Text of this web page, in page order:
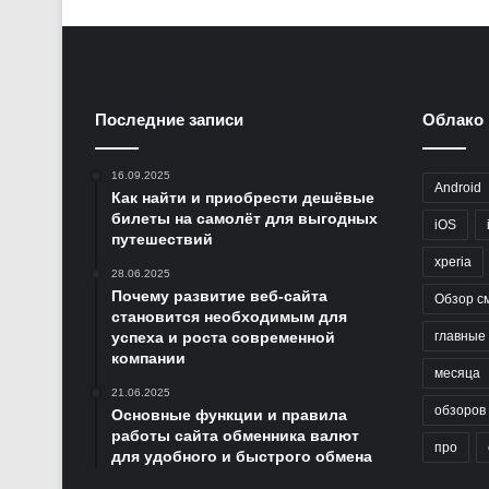
Последние записи
16.09.2025
Как найти и приобрести дешёвые
билеты на самолёт для выгодных
путешествий
28.06.2025
Почему развитие веб-сайта
становится необходимым для
успеха и роста современной
компании
21.06.2025
Основные функции и правила
работы сайта обменника валют
для удобного и быстрого обмена
Облако
Android
iOS
xperia
Обзор
главные
месяца
обзоров
про